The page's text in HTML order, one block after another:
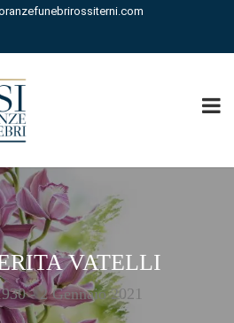
VATELLI
- 2 Gennaio 2021